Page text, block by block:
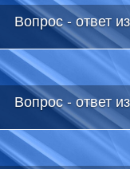
Вопрос - ответ
Вопрос - ответ